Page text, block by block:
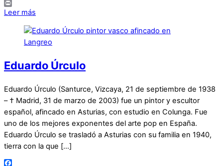
Email
Print
Leer más
Eduardo Úrculo
Eduardo Úrculo (Santurce, Vizcaya, 21 de septiembre de 1938
– † Madrid, 31 de marzo de 2003) fue un pintor y escultor
español, afincado en Asturias, con estudio en Colunga. Fue
uno de los mejores exponentes del arte pop en España.
Eduardo Úrculo se trasladó a Asturias con su familia en 1940,
tierra con la que […]